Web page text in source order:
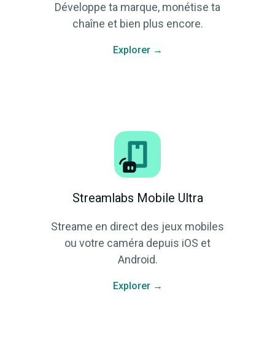
Développe ta marque, monétise ta
chaîne et bien plus encore.
Explorer →
Streamlabs Mobile Ultra
Streame en direct des jeux mobiles
ou votre caméra depuis iOS et
Android.
Explorer →